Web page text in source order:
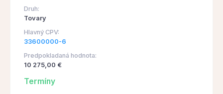
Druh:
Tovary
Hlavný CPV:
33600000-6
Predpokladaná hodnota:
10 275,00 €
Termíny